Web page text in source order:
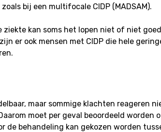
bij een multifocale CIDP (MADSAM).
ziekte kan soms het lopen niet of niet
er ook mensen met CIDP die hele
maar sommige klachten reageren
moet per geval beoordeeld worden
de behandeling kan gekozen worden